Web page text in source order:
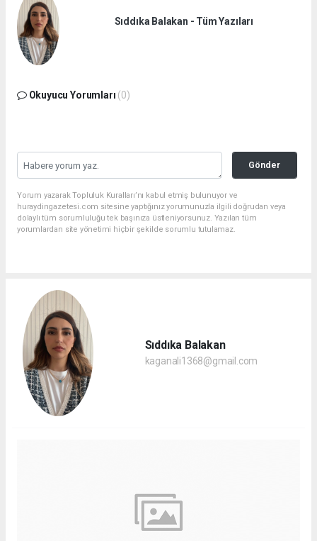
Sıddıka Balakan - Tüm Yazıları
Okuyucu Yorumları (0)
Gönder
Yorum yazarak Topluluk Kuralları’nı kabul etmiş bulunuyor ve
huraydingazetesi.com sitesine yaptığınız yorumunuzla ilgili doğrudan veya
dolaylı tüm sorumluluğu tek başınıza üstleniyorsunuz. Yazılan tüm
yorumlardan site yönetimi hiçbir şekilde sorumlu tutulamaz.
Sıddıka Balakan
kaganali1368@gmail.com